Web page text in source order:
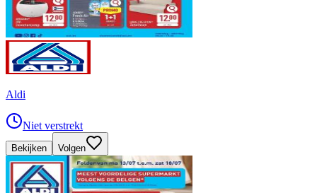
Aldi
Niet verstrekt
Bekijken Volgen